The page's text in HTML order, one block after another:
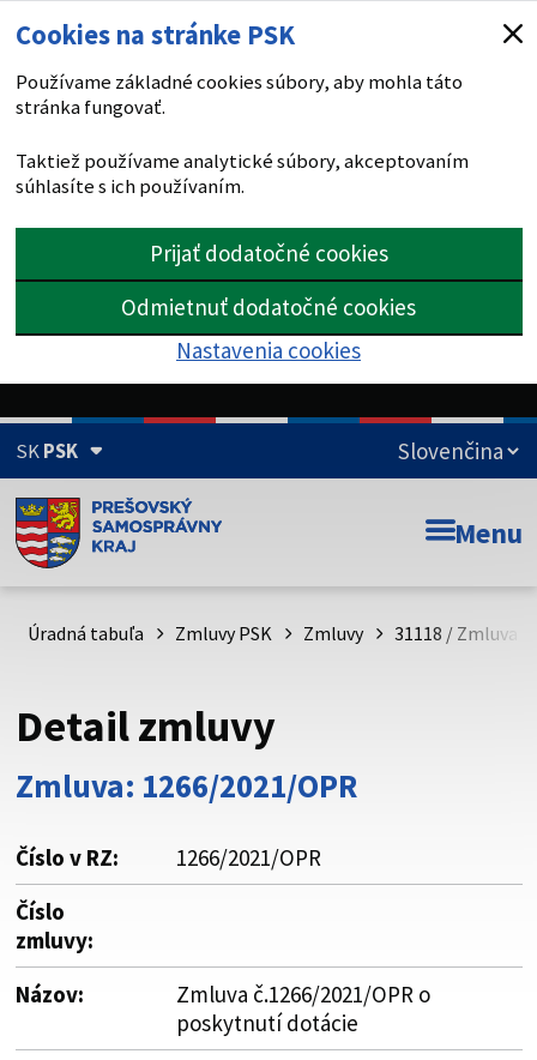
Cookies na stránke PSK
Používame základné cookies súbory, aby mohla táto
stránka fungovať.
Taktiež používame analytické súbory, akceptovaním
súhlasíte s ich používaním.
Prijať dodatočné cookies
Odmietnuť dodatočné cookies
Nastavenia cookies
SKPSK
Doména psk.sk je oficiálna
Toto je oficiálna webová stránka Prešovského
psk.sk.
Buďte pozorní a vždy sa uistite, že zdieľate informácie iba
cez zabezpečenú webovú stránku. Zabezpečená stránka
vždy začína https:// pred názvom domény webového sídla.
Menu
Úradná tabuľa Zmluvy PSK Zmluvy 31118 / Zmluva
Detail zmluvy
Zmluva: 1266/2021/OPR
Číslo v RZ:
1266/2021/OPR
Číslo
zmluvy:
Názov:
Zmluva č.1266/2021/OPR o
poskytnutí dotácie